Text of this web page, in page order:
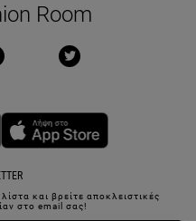
Room
και βρείτε αποκλειστικές
στο email σας!